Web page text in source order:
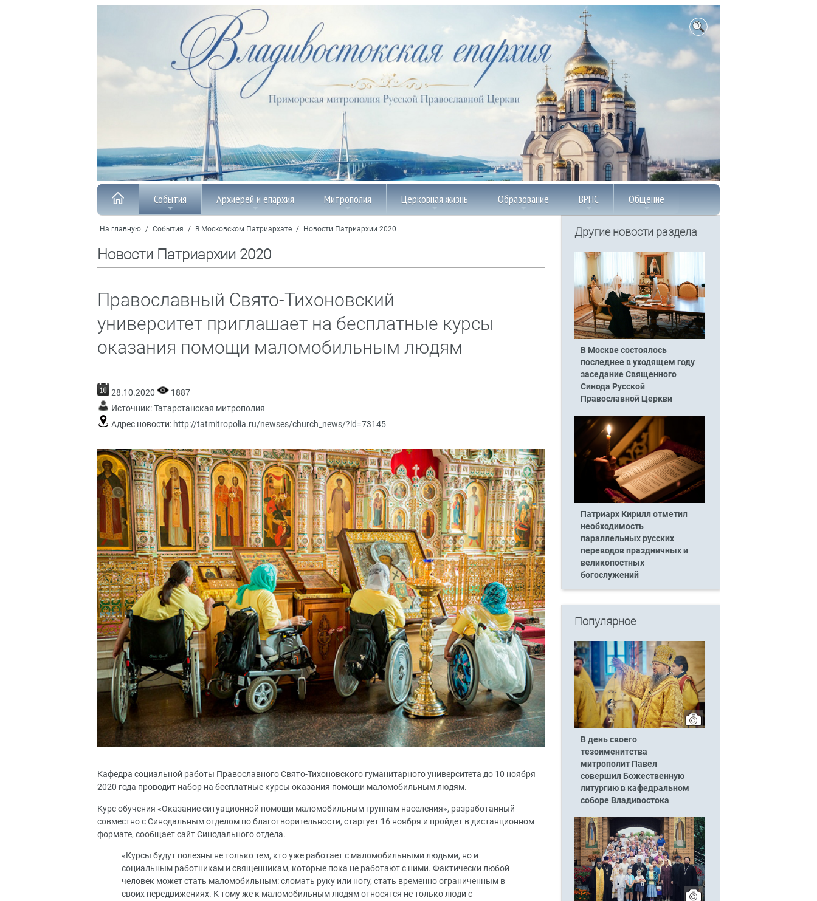
События Архиерей и епархия Митрополия Церковная жизнь Образование ВРНС Общение
На главную / События / В Московском Патриархате / Новости Патриархии 2020
Новости Патриархии 2020
Православный Свято-Тихоновский
университет приглашает на бесплатные курсы
оказания помощи маломобильным людям
28.10.2020
1887
Источник:Татарстанская митрополия
Адрес новости: http://tatmitropolia.ru/newses/church_news/?id=73145
Кафедра социальной работы Православного Свято-Тихоновского гуманитарного университета до 10 ноября
2020 года проводит набор на бесплатные курсы оказания помощи маломобильным людям.
Курс обучения «Оказание ситуационной помощи маломобильным группам населения», разработанный
совместно с Синодальным отделом по благотворительности, стартует 16 ноября и пройдет в дистанционном
формате, сообщает сайт Синодального отдела.
«Курсы будут полезны не только тем, кто уже работает с маломобильными людьми, но и
социальным работникам и священникам, которые пока не работают с ними. Фактически любой
человек может стать маломобильным: сломать руку или ногу, стать временно ограниченным в
своих передвижениях. К тому же к маломобильным людям относятся не только люди с
Другие новости раздела
В Москве состоялось
последнее в уходящем году
заседание Священного
Синода Русской
Православной Церкви
Патриарх Кирилл отметил
необходимость
параллельных русских
переводов праздничных и
великопостных
богослужений
Популярное
В день своего
тезоименитства
митрополит Павел
совершил Божественную
литургию в кафедральном
соборе Владивостока